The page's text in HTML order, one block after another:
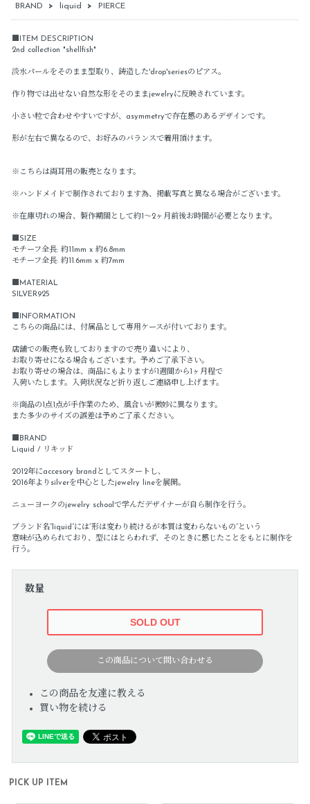
BRAND
> liquid > PIERCE
■ITEM DESCRIPTION
2nd collection "shellfish"
淡水パールをそのまま型取り、鋳造した'drop'seriesのピアス。
作り物では出せない自然な形をそのままjewelryに反映されています。
小さい粒で合わせやすいですが、asymmetryで存在感のあるデザインです。
形が左右で異なるので、お好みのバランスで着用頂けます。
※こちらは両耳用の販売となります。
※ハンドメイドで制作されております為、掲載写真と異なる場合がございます。
※在庫切れの場合、製作期間として約1～2ヶ月前後お時間が必要となります。
■SIZE
モチーフ全長: 約11mm x 約6.8mm
モチーフ全長: 約11.6mm x 約7mm
■MATERIAL
SILVER925
■INFORMATION
こちらの商品には、付属品として専用ケースが付いております。
店舗での販売も致しておりますので売り違いにより、
お取り寄せになる場合もございます。予めご了承下さい。
お取り寄せの場合は、商品にもよりますが1週間から1ヶ月程で
入荷いたします。入荷状況など折り返しご連絡申し上げます。
※商品の1点1点が手作業のため、風合いが微妙に異なります。
また多少のサイズの誤差は予めご了承ください。
■BRAND
Liquid / リキッド
2012年にaccesory brandとしてスタートし、
2016年よりsilverを中心としたjewelry lineを展開。
ニューヨークのjewelry schoolで学んだデザイナーが自ら制作を行う。
ブランド名“liquid”には“形は変わり続けるが本質は変わらないもの”という
意味が込められており、型にはとらわれず、そのときに感じたことをもとに制作を
行う。
数量
この商品について問い合わせる
この商品を友達に教える
買い物を続ける
PICK UP ITEM